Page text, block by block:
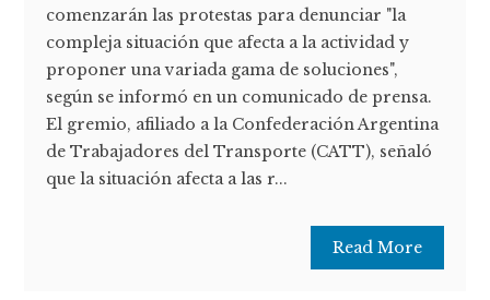
comenzarán las protestas para denunciar "la
compleja situación que afecta a la actividad y
proponer una variada gama de soluciones",
según se informó en un comunicado de prensa.
El gremio, afiliado a la Confederación Argentina
de Trabajadores del Transporte (CATT), señaló
que la situación afecta a las r...
Read More